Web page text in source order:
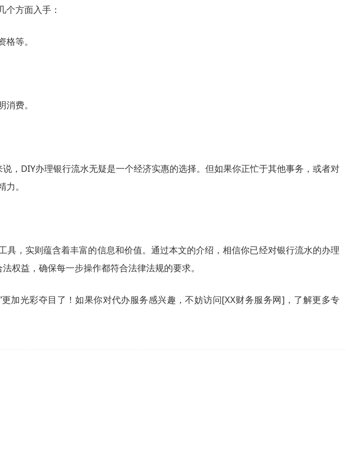
方面入手：
等。
费。
，DIY办理银行流水无疑是一个经济实惠的选择。但如果你正忙于其他事务，或者对
。
，实则蕴含着丰富的信息和价值。通过本文的介绍，相信你已经对银行流水的办理
权益，确保每一步操作都符合法律法规的要求。
加光彩夺目了！如果你对代办服务感兴趣，不妨访问[XX财务服务网]，了解更多专